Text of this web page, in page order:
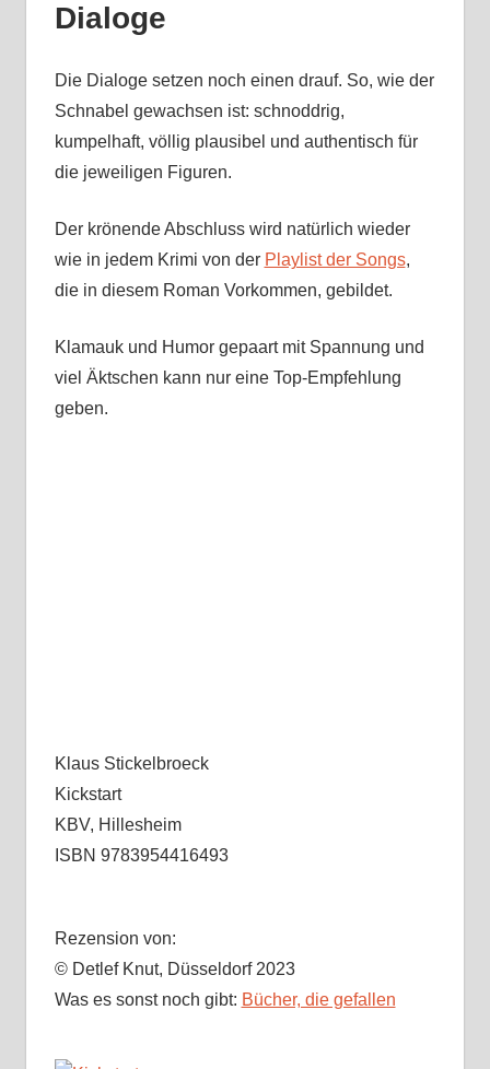
Dialoge
Die Dialoge setzen noch einen drauf. So, wie der
Schnabel gewachsen ist: schnoddrig,
kumpelhaft, völlig plausibel und authentisch für
die jeweiligen Figuren.
Der krönende Abschluss wird natürlich wieder
wie in jedem Krimi von der Playlist der Songs,
die in diesem Roman Vorkommen, gebildet.
Klamauk und Humor gepaart mit Spannung und
viel Äktschen kann nur eine Top-Empfehlung
geben.
Klaus Stickelbroeck
Kickstart
KBV, Hillesheim
ISBN 9783954416493
Rezension von:
© Detlef Knut, Düsseldorf 2023
Was es sonst noch gibt: Bücher, die gefallen